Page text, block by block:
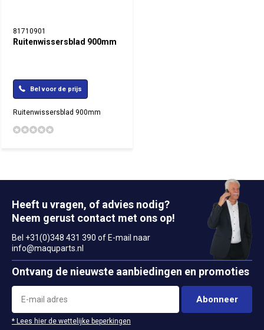
81710901
Ruitenwissersblad 900mm
Bel voor de prijs
Ruitenwissersblad 900mm
Heeft u vragen, of advies nodig?
Neem gerust contact met ons op!
Bel +31(0)348 431 390 of E-mail naar
info@maquparts.nl
Ontvang de nieuwste aanbiedingen en promoties
Abonneer
* Lees hier de wettelijke beperkingen